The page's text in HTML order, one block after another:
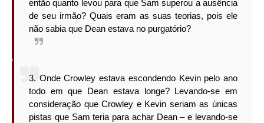
então quanto levou para que Sam superou a ausência
de seu irmão? Quais eram as suas teorias, pois ele
não sabia que Dean estava no purgatório?
3. Onde Crowley estava escondendo Kevin pelo ano
todo em que Dean estava longe? Levando-se em
consideração que Crowley e Kevin seriam as únicas
pistas que Sam teria para achar Dean – e levando-se